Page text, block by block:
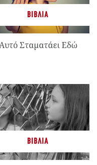
ΒΙΒΛΊΑ
Σταματάει Εδώ
ΒΙΒΛΊΑ